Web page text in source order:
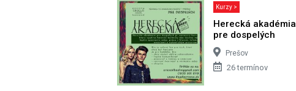
Kurzy >
Herecká akadémia
pre dospelých
Prešov
26 termínov